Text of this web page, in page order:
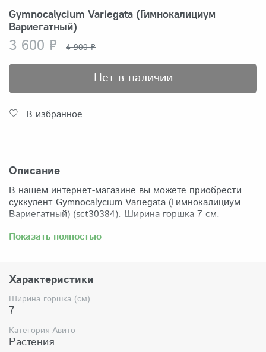
Gymnocalycium Variegata (Гимнокалициум
Вариегатный)
3 600 ₽ 4 900 ₽
Нет в наличии
В избранное
Описание
В нашем интернет-магазине вы можете приобрести
суккулент Gymnocalycium Variegata (Гимнокалициум
Вариегатный) (sct30384). Ширина горшка 7 см.
Забрать растение можно самовывозом из нашего
по России осуществляется через Яндекс-доставку или
СДЭК.
Комплектация:
Растение (отправляется с открытой корневой
системой, это норма для всех суккулентов, они
Показать полностью
Характеристики
Ширина горшка (см)
7
Категория Авито
Растения